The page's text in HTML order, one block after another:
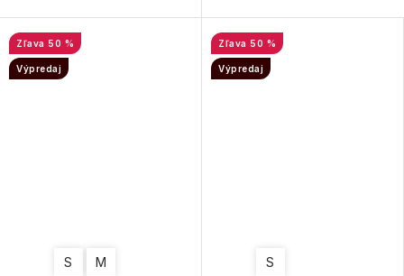
50 %
Výpredaj
S M
50 %
Výpredaj
S